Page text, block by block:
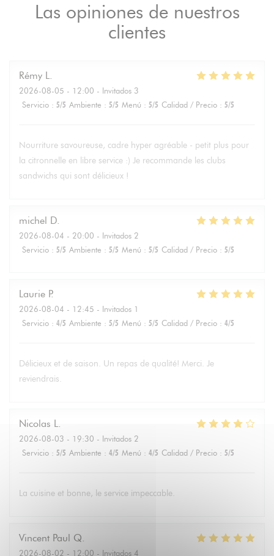
Las opiniones de nuestros
clientes
Rémy L
2026-08-05 - 12:00 - Invitados 3
Servicio : 5/5 Ambiente : 5/5 Menú : 5/5 Calidad / Precio : 5/5
Nourriture savoureuse, cadre hyper agréable - petit plus pour
la citronnelle en libre service :) Je recommande les clubs
sandwichs qui sont délicieux !
michel D
2026-08-04 - 20:00 - Invitados 2
Servicio : 5/5 Ambiente : 5/5 Menú : 5/5 Calidad / Precio : 5/5
Laurie P
2026-08-04 - 12:45 - Invitados 1
Servicio : 4/5 Ambiente : 5/5 Menú : 5/5 Calidad / Precio : 4/5
Délicieux et de saison. Un repas de qualité! Merci. Je
reviendrais.
Nicolas L
2026-08-03 - 19:30 - Invitados 2
Servicio : 5/5 Ambiente : 4/5 Menú : 4/5 Calidad / Precio : 5/5
La cuisine et bonne, le service impeccable.
Vincent Paul Q
2026-08-02 - 12:00 - Invitados 4